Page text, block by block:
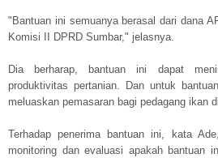
"Bantuan ini semuanya berasal dari dana
Komisi II DPRD Sumbar," jelasnya.
Dia berharap, bantuan ini dapat
produktivitas pertanian. Dan untuk
meluaskan pemasaran bagi pedagang ikan
Terhadap penerima bantuan ini, kata
monitoring dan evaluasi apakah bantuan